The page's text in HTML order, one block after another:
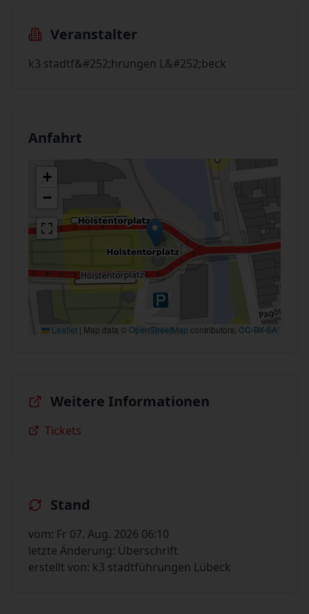
Veranstalter
k3 stadtf&#252;hrungen L&#252;beck
Anfahrt
+
−
Leaflet | Map data © OpenStreetMap contributors, CC-BY-SA
Weitere Informationen
Tickets
Stand
vom: Fr 07. Aug. 2026 06:10
letzte Änderung: Überschrift
erstellt von: k3 stadtführungen Lübeck